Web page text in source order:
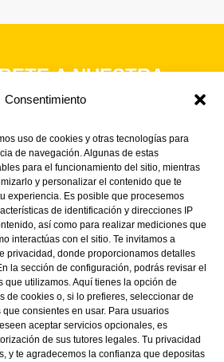
Consentimiento
uso de cookies y otras tecnologías para
de navegación. Algunas de estas
para el funcionamiento del sitio, mientras
y personalizar el contenido que te
experiencia. Es posible que procesemos
de identificación y direcciones IP
así como para realizar mediciones que
interactúas con el sitio. Te invitamos a
privacidad, donde proporcionamos detalles
la sección de configuración, podrás revisar el
que utilizamos. Aquí tienes la opción de
de cookies o, si lo prefieres, seleccionar de
consientes en usar. Para usuarios
aceptar servicios opcionales, es
de sus tutores legales. Tu privacidad
y te agradecemos la confianza que depositas
A NUESTRA
y próximos eventos.
Youtube